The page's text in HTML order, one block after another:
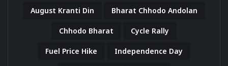
August Kranti Din Bharat Chhodo Andolan
Chhodo Bharat Cycle Rally
Fuel Price Hike Independence Day